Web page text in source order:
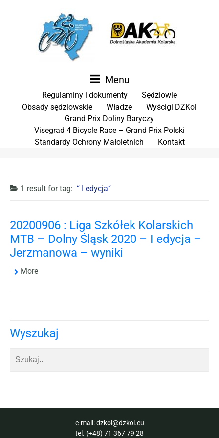
Menu
Regulaminy i dokumenty
Sędziowie
Obsady sędziowskie
Władze
Wyścigi DZKol
Grand Prix Doliny Baryczy
Visegrad 4 Bicycle Race – Grand Prix Polski
Standardy Ochrony Małoletnich
Kontakt
1 result fortag: I edycja
20200906 : Liga Szkółek Kolarskich
MTB – Dolny Śląsk 2020 – I edycja –
Jerzmanowa – wyniki
More
Wyszukaj
e-mail:dzkol@dzkol.eu
tel. (+48) 71 367 79 28